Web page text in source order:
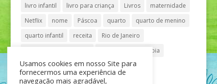
livro infantil
livro para criança Livros
maternidade
Netflix
nome Páscoa quarto
quarto de menino
quarto infantil
receita
Rio de Janeiro
Shopping Vila Olímpia
São Paulo
teatro tênis
Usamos cookies em nosso Site para
fornecermos uma experiência de
navegação mais agradável,